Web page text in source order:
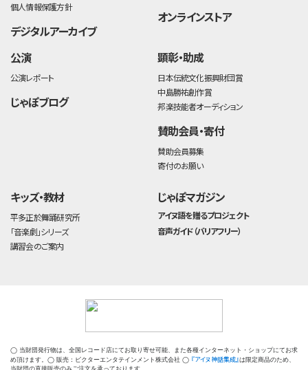
個人情報保護方針
デジタルアーカイブ
オンラインストア
公演
公演レポート
じゃぽブログ
顕彰・助成
日本伝統文化振興財団賞
中島勝祐創作賞
邦楽技能者オーディション
賛助会員・寄付
賛助会員募集
寄付のお願い
キッズ・教材
平多正於舞踊研究所
「音楽劇」シリーズ
講習会のご案内
じゃぽマガジン
アイヌ語を贈るプロジェクト
音声ガイド（バリアフリー）
◯ 当財団発行物は、全国レコード店にてお取り寄せ可能、また各種インターネット・ショップにてお求
め頂けます。◯ 販売：ビクターエンタテインメント株式会社 ◯ 『アイヌ神話集成』は限定商品のため、